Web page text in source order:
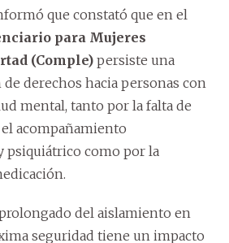
que constató que en el
para Mujeres
(Comple) persiste una
derechos hacia personas con
mental, tanto por la falta de
acompañamiento
psiquiátrico como por la
del aislamiento en
seguridad tiene un impacto